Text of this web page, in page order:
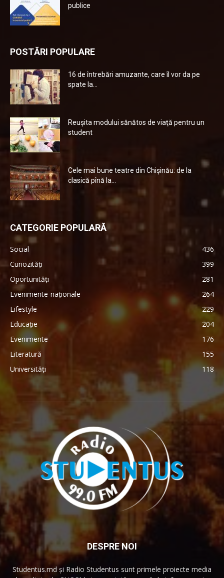
publice
POSTĂRI POPULARE
16 de întrebări amuzante, care îl vor da pe
spate la...
Reuşita modului sănătos de viaţă pentru un
student
Cele mai bune teatre din Chişinău: de la
clasică pînă la...
CATEGORIE POPULARĂ
Social
436
Curiozități
399
Oportunități
281
Evenimente-naționale
264
Lifestyle
229
Educație
204
Evenimente
176
Literatură
155
Universități
118
DESPRE NOI
Studentus.md și Radio Studentus sunt primele proiecte media